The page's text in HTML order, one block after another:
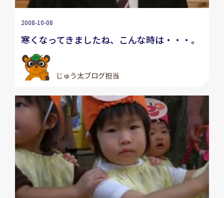
2008-10-08
寒くなってきましたね、こんな時は・・・。
じゅう太ブログ担当